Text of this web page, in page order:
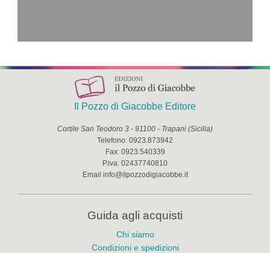
Il Pozzo di Giacobbe Editore
Cortile San Teodoro 3 - 91100 - Trapani (Sicilia)
Telefono: 0923.873942
Fax: 0923.540339
P.iva: 02437740810
Email info@ilpozzodigiacobbe.it
Guida agli acquisti
Chi siamo
Condizioni e spedizioni